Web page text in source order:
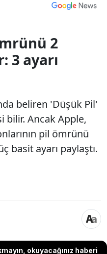
2
3 ayarı
beliren 'Düşük Pil'
bilir. Ancak Apple,
pil ömrünü
basit ayarı paylaştı.
okuyacağınız haberi